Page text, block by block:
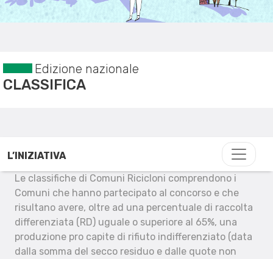
Edizione nazionale
CLASSIFICA
L’INIZIATIVA
Le classifiche di Comuni Ricicloni comprendono i
Comuni che hanno partecipato al concorso e che
risultano avere, oltre ad una percentuale di raccolta
differenziata (RD) uguale o superiore al 65%, una
produzione pro capite di rifiuto indifferenziato (data
dalla somma del secco residuo e dalle quote non